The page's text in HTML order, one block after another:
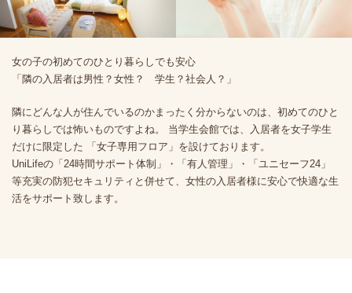
女の子の初めてのひとり暮らしでも安心
「隣の入居者は男性？女性？ 学生？社会人？」
隣にどんな人が住んでいるのかまったく分からないのは、初めてのひと
り暮らしでは怖いものですよね。 当学生会館では、入居者を女子学生
だけに限定した 「女子専用フロア」を設けております。
UniLifeの「24時間サポート体制」・「有人管理」・「ユニセーフ24」
等充実の防犯セキュリティと併せて、女性の入居者様に安心で快適な生
活をサポート致します。